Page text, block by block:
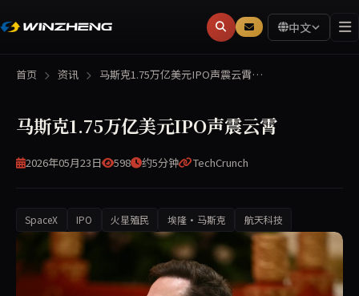
中文
首页 资讯 马斯克1.75万亿美元IPO声震云霄…
马斯克1.75万亿美元IPO声震云霄
2026年05月23日 598 约5分钟 TechCrunch
SpaceX IPO 火星殖民 埃隆·马斯克 航天科技